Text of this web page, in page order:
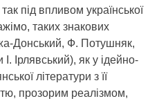
під впливом української
таких знакових
Донський, Ф. Потушняк,
Ірлявський), як у ідейно-
літератури з її
прозорим реалізмом,